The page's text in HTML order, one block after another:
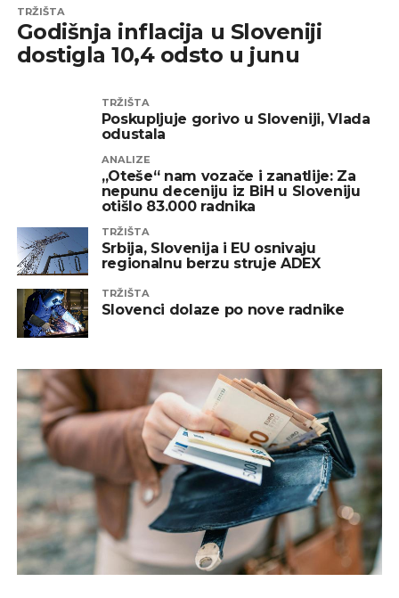
TRŽIŠTA
Godišnja inflacija u Sloveniji
dostigla 10,4 odsto u junu
TRŽIŠTA
Poskupljuje gorivo u Sloveniji, Vlada
odustala
ANALIZE
„Oteše“ nam vozače i zanatlije: Za
nepunu deceniju iz BiH u Sloveniju
otišlo 83.000 radnika
TRŽIŠTA
Srbija, Slovenija i EU osnivaju
regionalnu berzu struje ADEX
TRŽIŠTA
Slovenci dolaze po nove radnike